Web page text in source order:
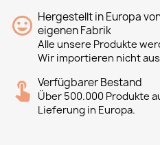
Hergestellt in Europa
eigenen Fabrik
Alle unsere Produkte
Wir importieren nicht
Verfügbarer Bestand
Über 500.000 Produkte
Lieferung in Europa.